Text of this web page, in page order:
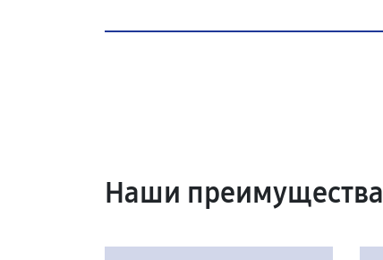
Наши преимущества